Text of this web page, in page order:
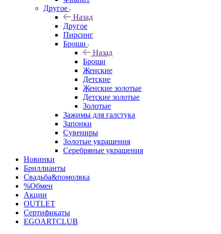
Другое
Назад
Другое
Пирсинг
Броши
Назад
Броши
Женские
Детские
Женские золотые
Детские золотые
Золотые
Зажимы для галстука
Запонки
Сувениры
Золотые украшения
Серебряные украшения
Новинки
Бриллианты
Свадьба&помолвка
%Обмен
Акции
OUTLET
Сертификаты
EGOARTCLUB